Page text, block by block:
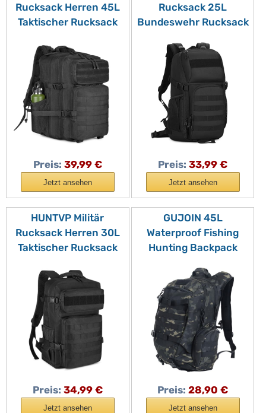
Rucksack Herren 45L
Taktischer Rucksack
Wanderrucksack
Sportrucksack
Bundeswehr Tactical
Backpack Wasserdicht
Daypack für Sport
Reise Trekking
Camping Outdoor,
Preis: 39,99 €
Jetzt ansehen
Rucksack 25L
Bundeswehr Rucksack
Angelrucksack
Wasserdicht MOLLE
Tactical Backpack für
Herren Damen Sport
Radfahren Outdoor
Camping, Schwarz
Preis: 33,99 €
Jetzt ansehen
HUNTVP Militär
Rucksack Herren 30L
Taktischer Rucksack
Tactical Backpack
Sportrucksack
Bundeswehr
Wasserdicht Daypack
für Wandern Camping
Outdoor,30L-Schwarz
Preis: 34,99 €
Jetzt ansehen
GUJOIN 45L
Waterproof Fishing
Hunting Backpack
Rucksacks Tactical
Sports Camping Hiking
Trekking Bags (Camo
black)
Preis: 28,90 €
Jetzt ansehen